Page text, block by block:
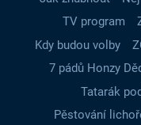
TV program
Kdy budou volby
7 pádů Honzy
Tatarák
Pěstování